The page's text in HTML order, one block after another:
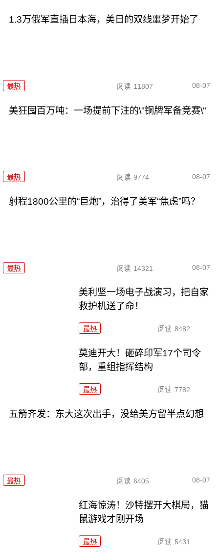
1.3万俄军直插日本海，美日的双线噩梦开始了
最热 阅读 11807 08-07
美狂囤百万吨：一场提前下注的\"铜牌军备竞赛\"
最热 阅读 9774 08-07
射程1800公里的“巨炮”，治得了美军“焦虑”吗？
最热 阅读 14321 08-07
美利坚一场电子战演习，把自家
救护机送了命！
最热 阅读 8482
莫迪开大！砸碎印军17个司令
部，重组指挥结构
最热 阅读 7782
五箭齐发：东大这次出手，没给美方留半点幻想
最热 阅读 6405 08-07
红海惊涛！沙特摆开大棋局，猫
鼠游戏才刚开场
最热 阅读 5431